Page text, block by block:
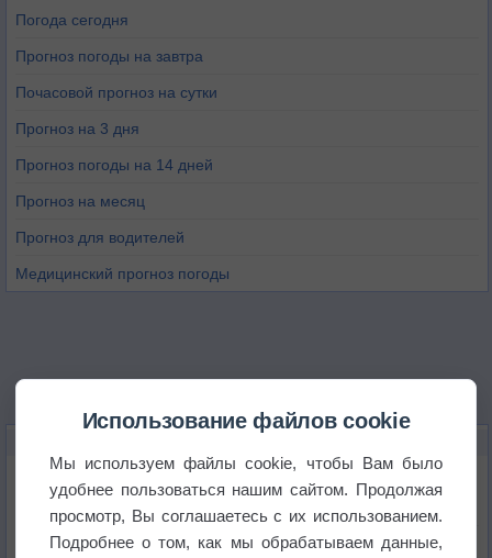
Погода сегодня
Прогноз погоды на завтра
Почасовой прогноз на сутки
Прогноз на 3 дня
Прогноз погоды на 14 дней
Прогноз на месяц
Прогноз для водителей
Медицинский прогноз погоды
Космическая погода влияет на транспорт
Приложение построит маршрут через тень
Использование файлов cookie
Мы используем файлы cookie, чтобы Вам было
удобнее пользоваться нашим сайтом. Продолжая
просмотр, Вы соглашаетесь с их использованием.
Подробнее о том, как мы обрабатываем данные,